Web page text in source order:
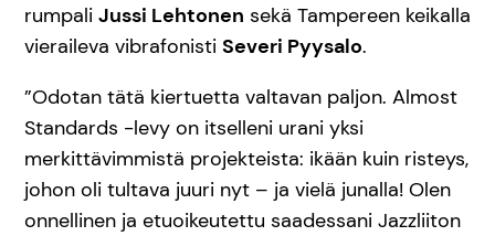
rumpali Jussi Lehtonen sekä Tampereen keikalla
vieraileva vibrafonisti Severi Pyysalo.
”Odotan tätä kiertuetta valtavan paljon. Almost
Standards -levy on itselleni urani yksi
merkittävimmistä projekteista: ikään kuin risteys,
johon oli tultava juuri nyt – ja vielä junalla! Olen
onnellinen ja etuoikeutettu saadessani Jazzliiton